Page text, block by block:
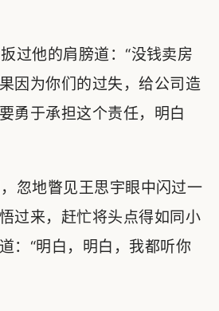
过他的肩膀道：“没钱卖房
因为你们的过失，给公司造
勇于承担这个责任，明白
忽地瞥见王思宇眼中闪过一
过来，赶忙将头点得如同小
：“明白，明白，我都听你